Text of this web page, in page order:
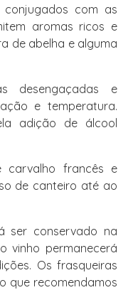
conjugados com as
aromas ricos e
de abelha e alguma
desengaçadas e
e temperatura.
adição de álcool
carvalho francês e
de canteiro até ao
ser conservado na
vinho permanecerá
Os frasqueiras
que recomendamos